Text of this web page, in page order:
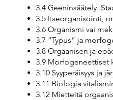
3.4 Geeninsäätely.
3.5 Itseorganisointi,
3.6 Organismi vai
3.7 ”Typus” ja
3.8 Orgaanisen ja
3.9 Morfogeneettiset
3.10 Syyperäisyys ja
3.11 Biologia
3.12 Mietteitä